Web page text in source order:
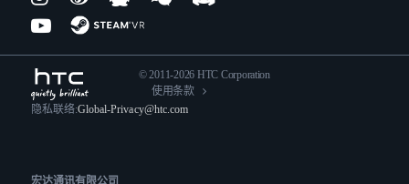
© 2011-2026 HTC Corporation
使用条款
隐私联络:Global-Privacy@htc.com
宏达通讯有限公司